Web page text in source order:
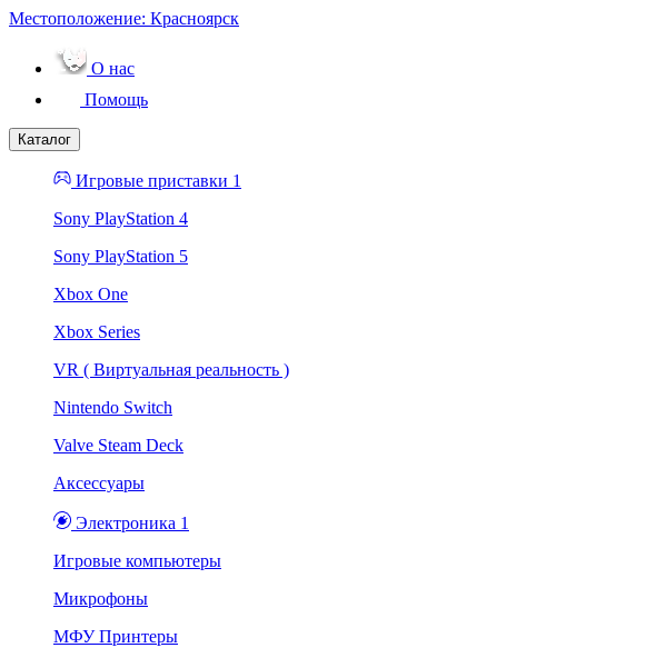
Местоположение: Красноярск
О нас
Помощь
Каталог
Игровые приставки 1
Sony PlayStation 4
Sony PlayStation 5
Xbox One
Xbox Series
VR ( Виртуальная реальность )
Nintendo Switch
Valve Steam Deck
Аксессуары
Электроника 1
Игровые компьютеры
Микрофоны
МФУ Принтеры